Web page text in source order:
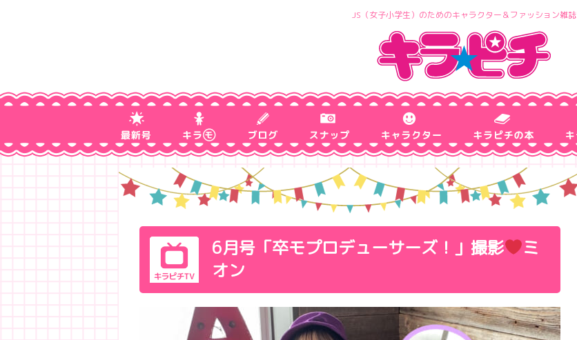
JS（女子小学生）のためのキャラクター＆ファッション雑誌
6月号「卒モプロデューサーズ！」撮影
ミ
オン